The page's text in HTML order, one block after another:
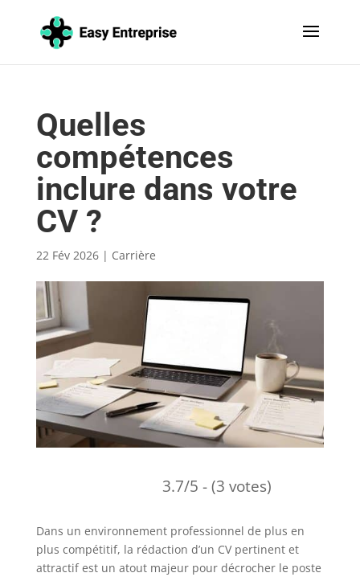
Quelles
compétences
inclure dans votre
CV ?
22 Fév 2026| Carrière
3.7/5 - (3 votes)
Dans un environnement professionnel de plus en
plus compétitif, la rédaction d’un CV pertinent et
attractif est un atout majeur pour décrocher le poste